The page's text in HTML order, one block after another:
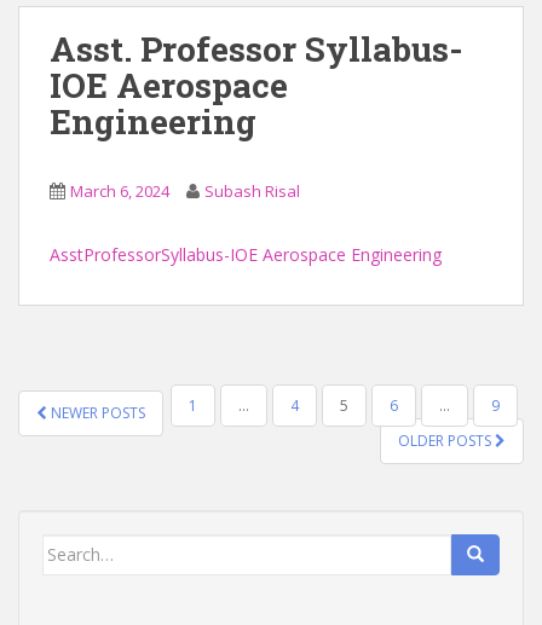
Asst. Professor Syllabus-
IOE Aerospace
Engineering
March 6, 2024 Subash Risal
AsstProfessorSyllabus-IOE Aerospace Engineering
POSTS
NAVIGATION
NEWER POSTS 1 … 4 5 6 …
9
OLDER POSTS
Search